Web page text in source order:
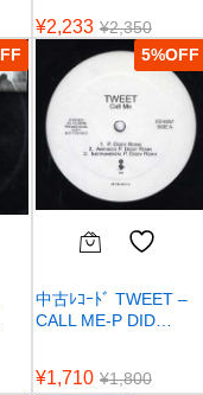
¥2,233 ¥2,350
5%
中古ﾚｺｰﾄﾞ TWEET –
CALL ME-P DID…
¥1,710 ¥1,800